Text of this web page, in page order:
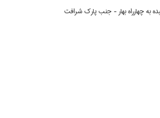
به چهارراه بهار - جنب پارك شرافت